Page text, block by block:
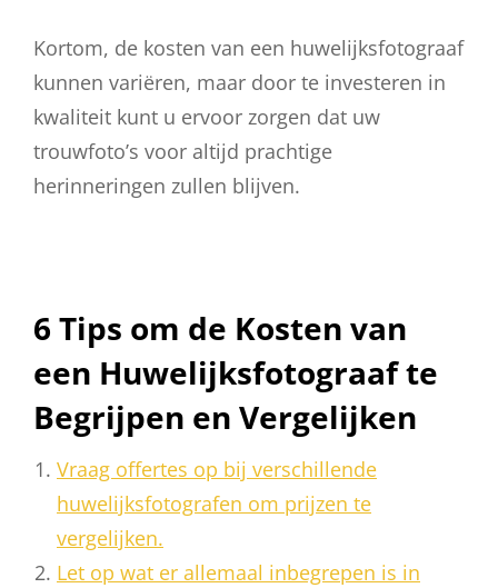
Kortom, de kosten van een huwelijksfotograaf
kunnen variëren, maar door te investeren in
kwaliteit kunt u ervoor zorgen dat uw
trouwfoto’s voor altijd prachtige
herinneringen zullen blijven.
6 Tips om de Kosten van
een Huwelijksfotograaf te
Begrijpen en Vergelijken
Vraag offertes op bij verschillende
huwelijksfotografen om prijzen te
vergelijken.
Let op wat er allemaal inbegrepen is in